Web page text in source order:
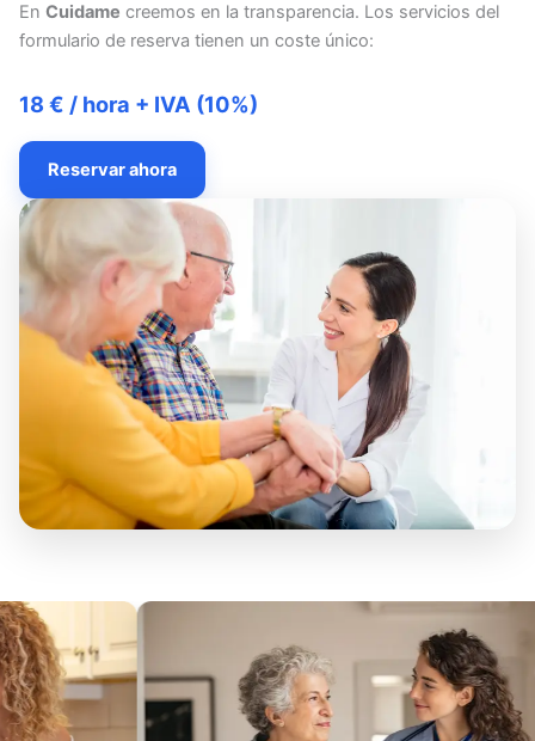
En Cuidame creemos en la transparencia. Los servicios del
formulario de reserva tienen un coste único:
18 € / hora + IVA (10%)
Reservar ahora